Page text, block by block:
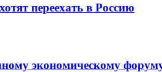
переехать в Россию
экономическому